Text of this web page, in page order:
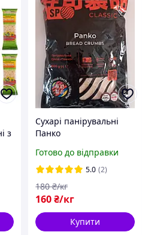
з
Сухарі панірувальні
Панко
Готово до відправки
5.0 (2)
160₴/кг
180 ₴/кг
Купити